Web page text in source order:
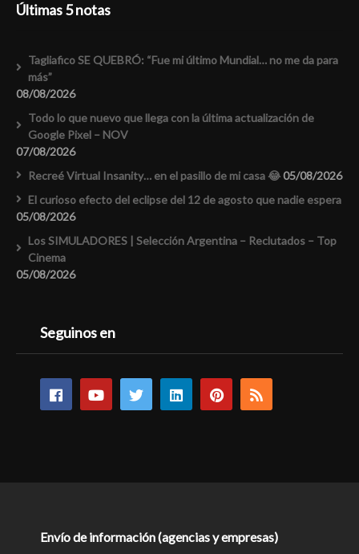
Últimas 5 notas
Tagliafico SE QUEBRÓ: “Fue mi último Mundial… no me da para
más”
08/08/2026
Todo lo que nuevo que llega con la última actualización de
Google Pixel – NOV
07/08/2026
Recreé Virtual Insanity… en el pasillo de mi casa 😂05/08/2026
El curioso efecto del eclipse del 12 de agosto que nadie espera
05/08/2026
Los SIMULADORES | Selección Argentina – Reclutados – Top
Cinema
05/08/2026
Seguinos en
Envío de información (agencias y empresas)